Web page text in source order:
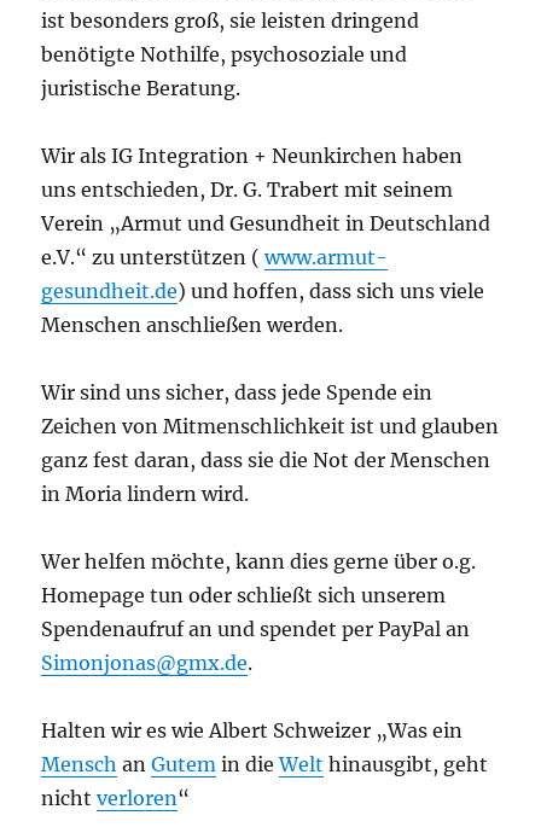
ist besonders groß, sie leisten dringend
benötigte Nothilfe, psychosoziale und
juristische Beratung.
Wir als IG Integration + Neunkirchen haben
uns entschieden, Dr. G. Trabert mit seinem
Verein „Armut und Gesundheit in Deutschland
e.V.“ zu unterstützen (www.armut-
gesundheit.de) und hoffen, dass sich uns viele
Menschen anschließen werden.
Wir sind uns sicher, dass jede Spende ein
Zeichen von Mitmenschlichkeit ist und glauben
ganz fest daran, dass sie die Not der Menschen
in Moria lindern wird.
Wer helfen möchte, kann dies gerne über o.g.
Homepage tun oder schließt sich unserem
Spendenaufruf an und spendet per PayPal an
Simonjonas@gmx.de.
Halten wir es wie Albert Schweizer „Was ein
Mensch anGutem in dieWelt hinausgibt, geht
nichtverloren“